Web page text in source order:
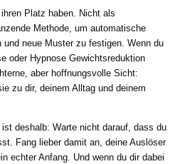
Platz haben. Nicht als
Methode, um automatische
und neue Muster zu festigen. Wenn du
oder Hypnose Gewichtsreduktion
aber hoffnungsvolle Sicht:
zu dir, deinem Alltag und deinem
deshalb: Warte nicht darauf, dass du
Fang lieber damit an, deine Auslöser
echter Anfang. Und wenn du dir dabei